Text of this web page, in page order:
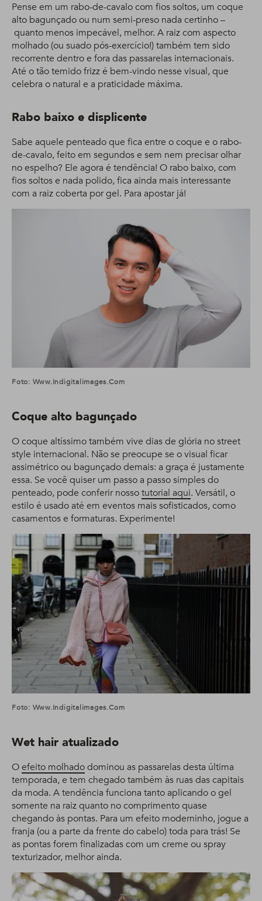
Pense em um rabo-de-cavalo com fios soltos, um coque
alto bagunçado ou num semi-preso nada certinho –
quanto menos impecável, melhor. A raiz com aspecto
molhado (ou suado pós-exercício!) também tem sido
recorrente dentro e fora das passarelas internacionais.
Até o tão temido frizz é bem-vindo nesse visual, que
celebra o natural e a praticidade máxima.
Rabo baixo e displicente
Sabe aquele penteado que fica entre o coque e o rabo-
de-cavalo, feito em segundos e sem nem precisar olhar
no espelho? Ele agora é tendência! O rabo baixo, com
fios soltos e nada polido, fica ainda mais interessante
com a raiz coberta por gel. Para apostar já!
Foto: Www.indigitalimages.com
Coque alto bagunçado
O coque altíssimo também vive dias de glória no street
style internacional. Não se preocupe se o visual ficar
assimétrico ou bagunçado demais: a graça é justamente
essa. Se você quiser um passo a passo simples do
penteado, pode conferir nossotutorial aqui. Versátil, o
estilo é usado até em eventos mais sofisticados, como
casamentos e formaturas. Experimente!
Foto: Www.indigitalimages.com
Wet hair atualizado
Oefeito molhadodominou as passarelas desta última
temporada, e tem chegado também às ruas das capitais
da moda. A tendência funciona tanto aplicando o gel
somente na raiz quanto no comprimento quase
chegando às pontas. Para um efeito moderninho, jogue a
franja (ou a parte da frente do cabelo) toda para trás! Se
as pontas forem finalizadas com um creme ou spray
texturizador, melhor ainda.